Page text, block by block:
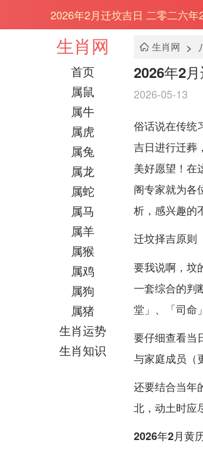
2026年2月迁坟吉日 二零二六年
生肖网
首页
属鼠
属牛
属虎
属兔
属龙
属蛇
属马
属羊
属猴
属鸡
属狗
属猪
生肖运势
生肖知识
生肖网 >
2026年2
2026-05-13
俗话说在传统
吉日进行迁葬
美好愿望！在
阁专家就为各
析，感兴趣的
迁坟择吉原则
要我说啊，坟
一套综合的判
堂」、「司命
要仔细查看当
与家庭成员（
还要结合当年
北，动土时应
2026年2月黄